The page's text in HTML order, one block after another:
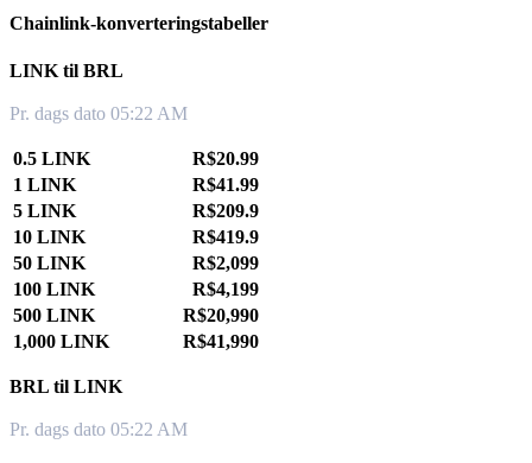
Chainlink-konverteringstabeller
LINK til BRL
Pr. dags dato 05:22 AM
0.5 LINK
R$20.99
1 LINK
R$41.99
5 LINK
R$209.9
10 LINK
R$419.9
50 LINK
R$2,099
100 LINK
R$4,199
500 LINK
R$20,990
1,000 LINK
R$41,990
BRL til LINK
Pr. dags dato 05:22 AM